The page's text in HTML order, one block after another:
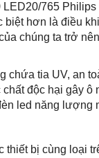
765 Philips
biệt hơn là điều
chúng ta trở
chứa tia UV, an
độc hại gây ô
led năng lượng
bị cùng loại